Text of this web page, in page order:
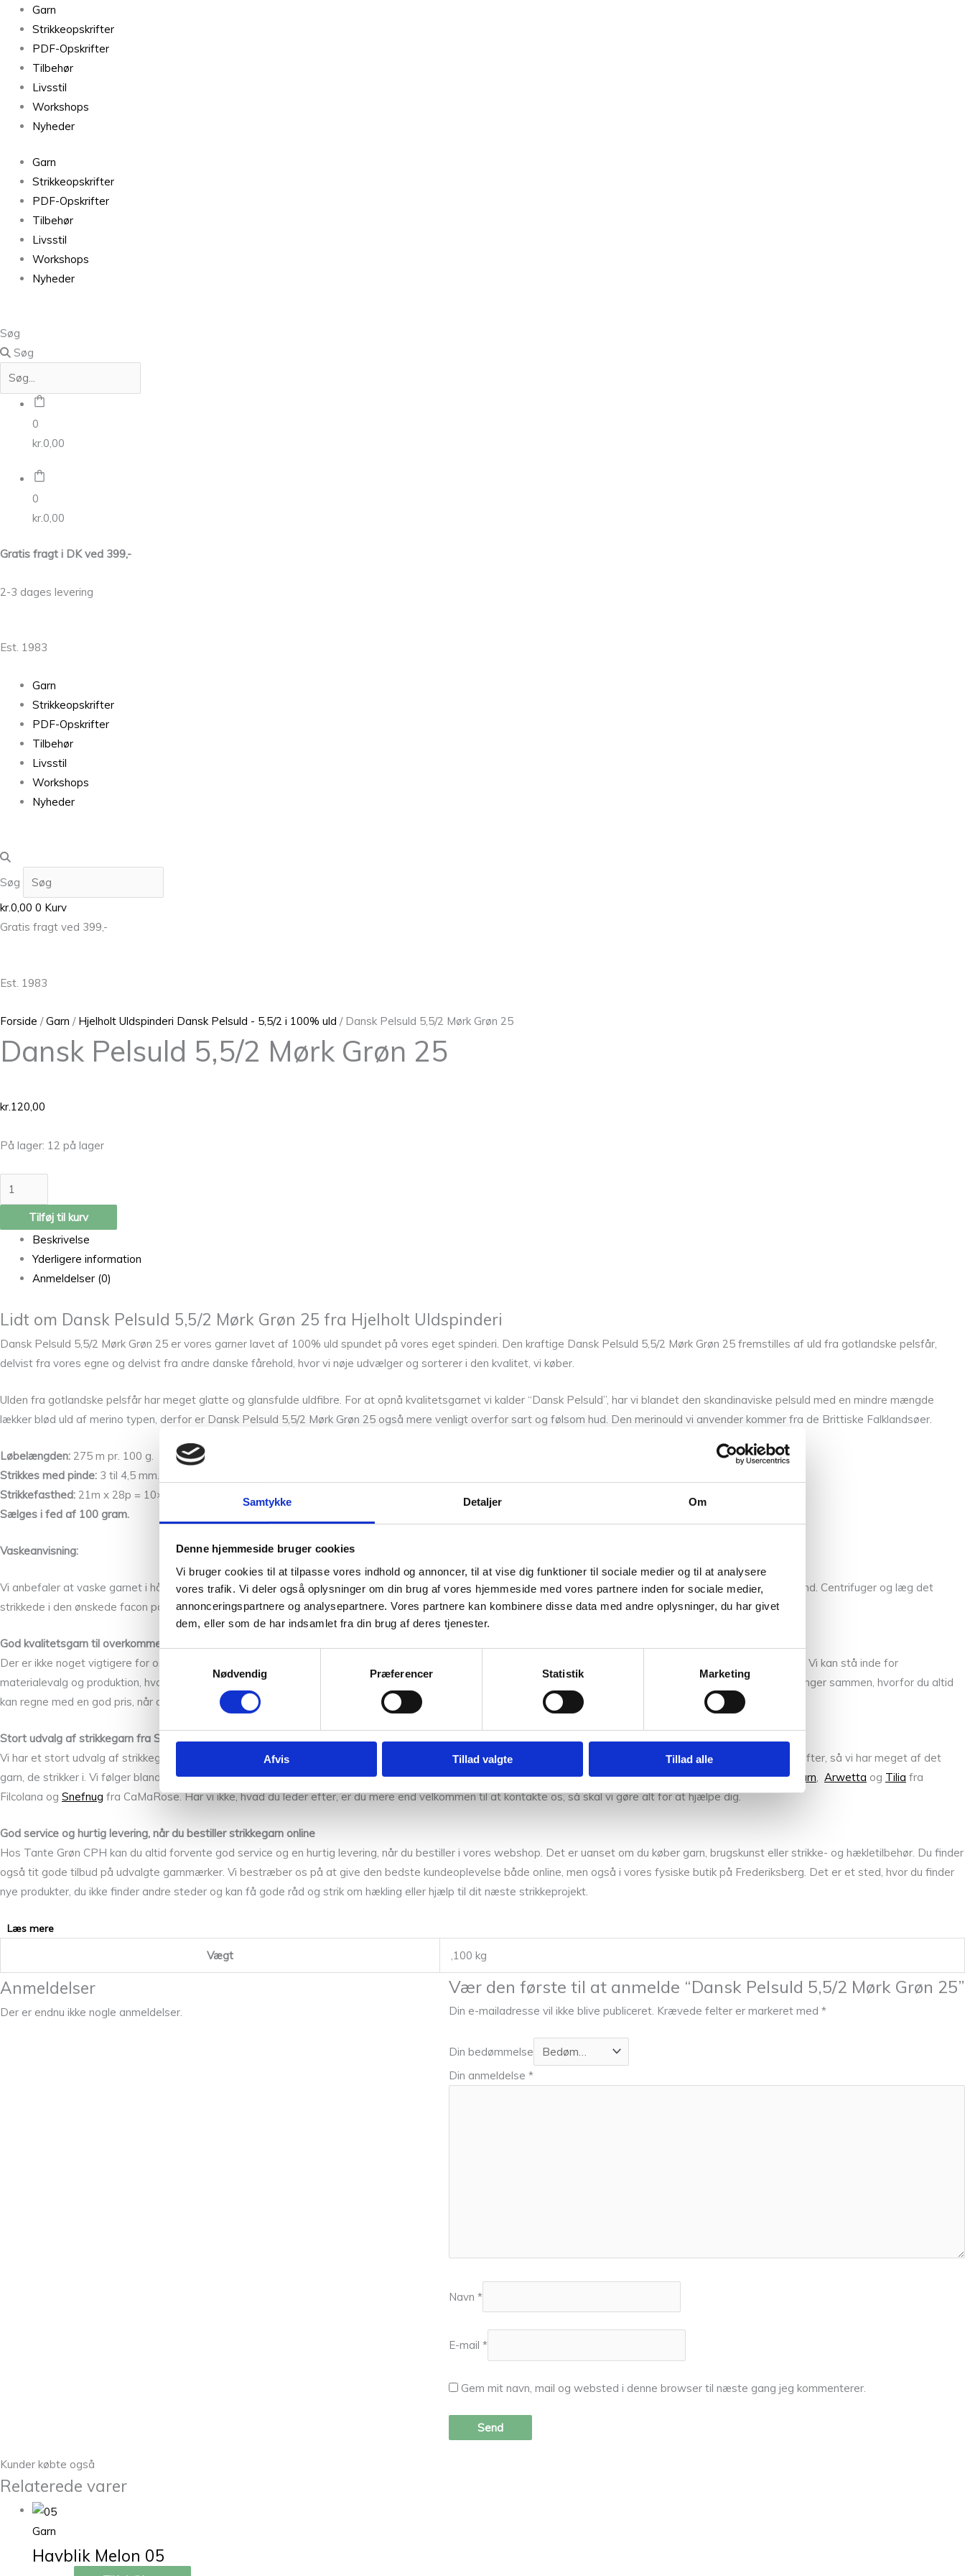
Samtykke Detaljer Om
Denne hjemmeside bruger cookies
Vi bruger cookies til at tilpasse vores indhold og annoncer, til at vise dig funktioner til sociale medier og til at analysere
vores trafik. Vi deler også oplysninger om din brug af vores hjemmeside med vores partnere inden for sociale medier,
annonceringspartnere og analysepartnere. Vores partnere kan kombinere disse data med andre oplysninger, du har givet
dem, eller som de har indsamlet fra din brug af deres tjenester.
Nødvendig
Præferencer Statistik Marketing
Afvis Tillad valgte Tillad alle
Garn
Strikkeopskrifter
PDF-Opskrifter
Tilbehør
Livsstil
Workshops
Nyheder
Garn
Strikkeopskrifter
PDF-Opskrifter
Tilbehør
Livsstil
Workshops
Nyheder
Søg
Søg
0
kr.0,00
0
kr.0,00
Gratis fragt i DK ved 399,-
2-3 dages levering
Est. 1983
Garn
Strikkeopskrifter
PDF-Opskrifter
Tilbehør
Livsstil
Workshops
Nyheder
Søg
kr.0,00 0 Kurv
Gratis fragt ved 399,-
Est. 1983
Forside /Garn / Hjelholt Uldspinderi Dansk Pelsuld - 5,5/2 i 100% uld / Dansk Pelsuld 5,5/2 Mørk Grøn 25
Dansk Pelsuld 5,5/2 Mørk Grøn 25
kr.120,00
På lager: 12 på lager
Dansk
Pelsuld
5,5/2
Mørk
Grøn
antal
Tilføj til kurv
Beskrivelse
Yderligere information
Anmeldelser (0)
Lidt om Dansk Pelsuld 5,5/2 Mørk Grøn 25 fra Hjelholt Uldspinderi
Dansk Pelsuld 5,5/2 Mørk Grøn 25 er vores garner lavet af 100% uld spundet på vores eget spinderi. Den kraftige Dansk Pelsuld 5,5/2 Mørk Grøn 25 fremstilles af uld fra gotlandske pelsfår,
delvist fra vores egne og delvist fra andre danske fårehold, hvor vi nøje udvælger og sorterer i den kvalitet, vi køber.
Ulden fra gotlandske pelsfår har meget glatte og glansfulde uldfibre. For at opnå kvalitetsgarnet vi kalder “Dansk Pelsuld”, har vi blandet den skandinaviske pelsuld med en mindre mængde
lækker blød uld af merino typen, derfor er Dansk Pelsuld 5,5/2 Mørk Grøn 25 også mere venligt overfor sart og følsom hud. Den merinould vi anvender kommer fra de Brittiske Falklandsøer.
Løbelængden: 275 m pr. 100 g.
Strikkes med pinde: 3 til 4,5 mm.
Strikkefasthed: 21m x 28p = 10×10 cm p. 3,5
Sælges i fed af 100 gram.
Vaskeanvisning:
Vi anbefaler at vaske garnet i håndvarmt vand (max 40 grader celsius) tilsat Hjelholts Uldsæbe (kan ses her). Klem vandet ud og skyld efter i 3 hold håndvarmt vand. Centrifuger og læg det
strikkede i den ønskede facon på et håndklæde.
God kvalitetsgarn til overkommelige priser
Der er ikke noget vigtigere for os end garn af god kvalitet. Derfor har vi også udviklet vores egne mærker, som ikke forhandles andre steder end på Frederiksberg. Vi kan stå inde for
materialevalg og produktion, hvorfor vi også har udviklet En række kvalitetsgarner under Nordic Yarn Lab, som er bæredygtigt garn. Vi mener, at pris og kvalitet hænger sammen, hvorfor du altid
kan regne med en god pris, når du handler garn hos os – du får altid god service oven i hatten – og det er gratis!
Stort udvalg af strikkegarn fra Sandnes Garn, Isager, CaMaRose og Filcolana
Vi har et stort udvalg af strikkegarner fra mange danske og nordiske designere. Vi sørger også for at være opdateret med tidens designere og deres strikkeopskrifter, så vi har meget af det
garn, de strikker i. Vi følger blandt andet med hos: PetiteKnit, Stine Hoelgaard og Regitze Lautzen, som er glade forSilk Mohair fra Isager,Sunday fra Sandnes Garn, Arwetta og Tilia fra
Filcolana og Snefnug fra CaMaRose. Har vi ikke, hvad du leder efter, er du mere end velkommen til at kontakte os, så skal vi gøre alt for at hjælpe dig.
God service og hurtig levering, når du bestiller strikkegarn online
Hos Tante Grøn CPH kan du altid forvente god service og en hurtig levering, når du bestiller i vores webshop. Det er uanset om du køber garn, brugskunst eller strikke- og hækletilbehør. Du finder
også tit gode tilbud på udvalgte garnmærker. Vi bestræber os på at give den bedste kundeoplevelse både online, men også i vores fysiske butik på Frederiksberg. Det er et sted, hvor du finder
nye produkter, du ikke finder andre steder og kan få gode råd og strik om hækling eller hjælp til dit næste strikkeprojekt.
Læs mere
Vægt ,100 kg
Anmeldelser
Der er endnu ikke nogle anmeldelser.
Vær den første til at anmelde “Dansk Pelsuld 5,5/2 Mørk Grøn 25”
Din e-mailadresse vil ikke blive publiceret. Krævede felter er markeret med *
Din bedømmelse
Din anmeldelse *
Navn *
E-mail *
Gem mit navn, mail og websted i denne browser til næste gang jeg kommenterer.
Kunder købte også
Relaterede varer
Garn
Havblik Melon 05